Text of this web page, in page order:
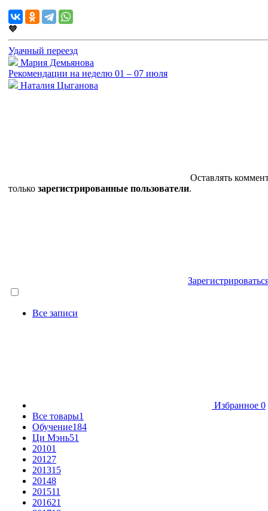
🧡
Удачный переезд
Мария Демьянова
Рекомендации на неделю 01 – 07 июля
Наталия Цыганова
Оставлять
только зарегистрированные пользователи.
Все записи
Избранное 0
Все товары1
Обучение184
Ци Мэнь51
20101
20127
201315
20148
201511
201621